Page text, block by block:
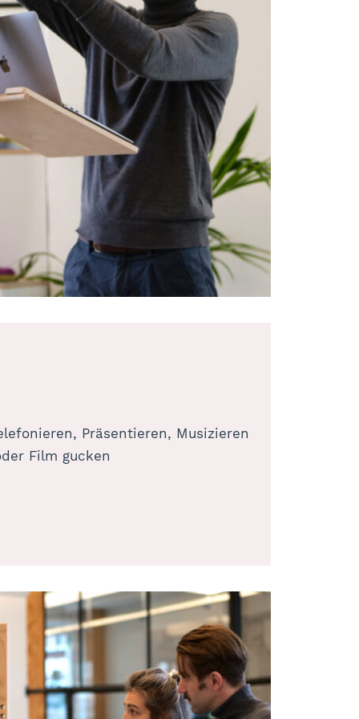
Präsentieren, Musizieren
Film gucken